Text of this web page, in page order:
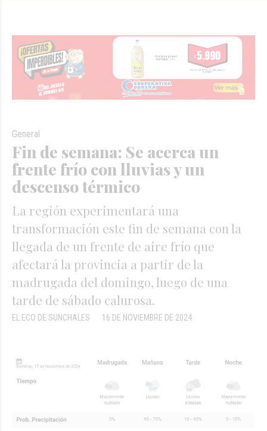
Fin de semana: Se acerca un
frente frío con lluvias y un
descenso térmico
La región experimentará una
transformación este fin de semana con la
llegada de un frente de aire frío que
afectará la provincia a partir de la
madrugada del domingo, luego de una
tarde de sábado calurosa.
General
16 DE NOVIEMBRE DE 2024
EL ECO DE SUNCHALES